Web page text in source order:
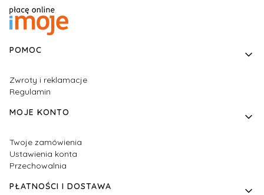
Linki w stopce
POMOC
Zwroty i reklamacje
Regulamin
MOJE KONTO
Twoje zamówienia
Ustawienia konta
Przechowalnia
PŁATNOŚCI I DOSTAWA